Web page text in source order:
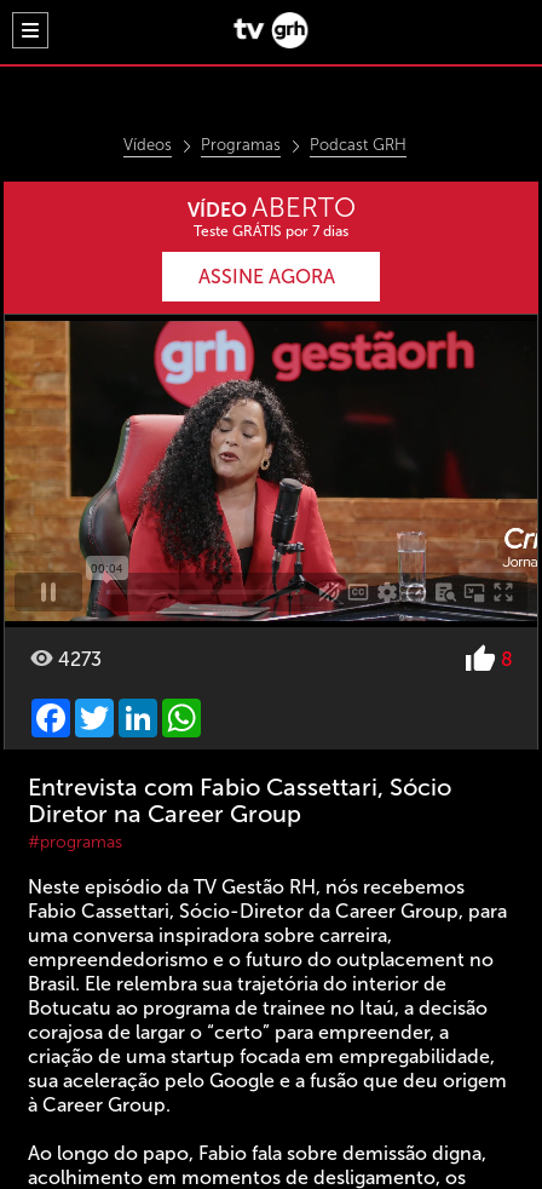
Vídeos Programas Podcast GRH
VÍDEO ABERTO
Teste GRÁTIS por 7 dias
ASSINE AGORA
4273 8
Facebook
TwitterLinkedIn
Entrevista com Fabio Cassettari, Sócio
Diretor na Career Group
#programas
Neste episódio da TV Gestão RH, nós recebemos
Fabio Cassettari, Sócio-Diretor da Career Group, para
uma conversa inspiradora sobre carreira,
empreendedorismo e o futuro do outplacement no
Brasil. Ele relembra sua trajetória do interior de
Botucatu ao programa de trainee no Itaú, a decisão
corajosa de largar o “certo” para empreender, a
criação de uma startup focada em empregabilidade,
sua aceleração pelo Google e a fusão que deu origem
à Career Group.
Ao longo do papo, Fabio fala sobre demissão digna,
acolhimento em momentos de desligamento, os